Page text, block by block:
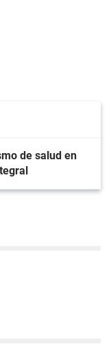
de salud en